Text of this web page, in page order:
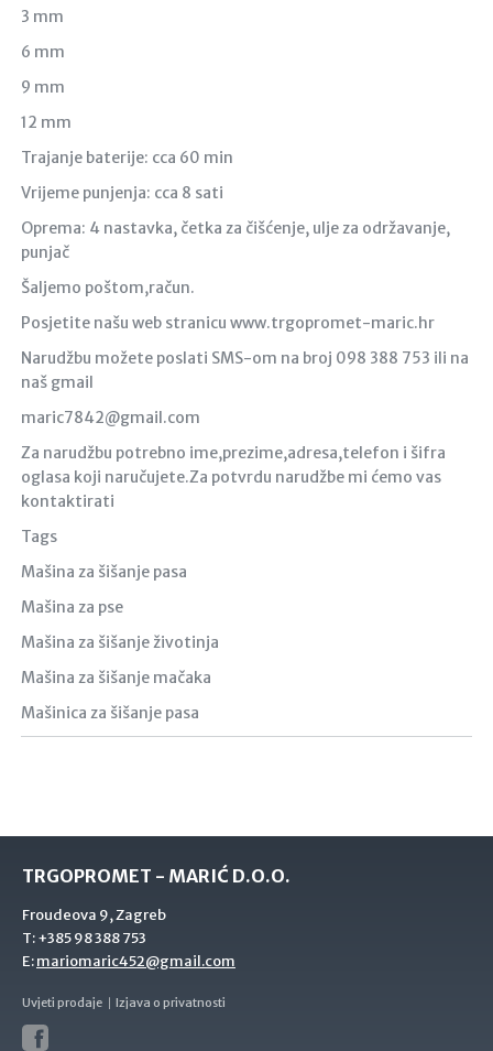
3 mm
6 mm
9 mm
12 mm
Trajanje baterije: cca 60 min
Vrijeme punjenja: cca 8 sati
Oprema: 4 nastavka, četka za čišćenje, ulje za održavanje,
punjač
Šaljemo poštom,račun.
Posjetite našu web stranicu www.trgopromet-maric.hr
Narudžbu možete poslati SMS-om na broj 098 388 753 ili na
naš gmail
maric7842@gmail.com
Za narudžbu potrebno ime,prezime,adresa,telefon i šifra
oglasa koji naručujete.Za potvrdu narudžbe mi ćemo vas
kontaktirati
Tags
Mašina za šišanje pasa
Mašina za pse
Mašina za šišanje životinja
Mašina za šišanje mačaka
Mašinica za šišanje pasa
TRGOPROMET - MARIĆ D.O.O.
Froudeova 9, Zagreb
T:+385 98 388 753
E:mariomaric452@gmail.com
Uvjeti prodaje Izjava o privatnosti